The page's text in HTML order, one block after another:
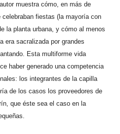
muestra cómo, en más de
fiestas (la mayoría con
la planta urbana, y cómo al menos
era sacralizada por grandes
Esta multiforme vida
haber generado una competencia
los integrantes de la capilla
de los casos los proveedores de
que éste sea el caso en la